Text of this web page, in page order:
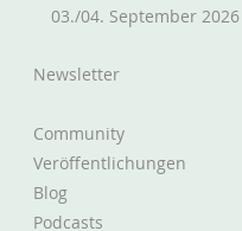
Newsletter
Community
Veröffentlichungen
Blog
Podcasts
03./04. September 2026